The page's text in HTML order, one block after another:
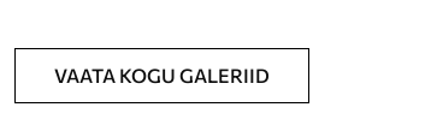
VAATA KOGU GALERIID